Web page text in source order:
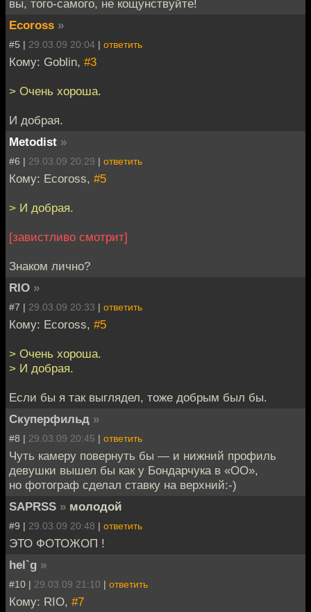
вы, того-самого, не кощунствуйте!
Ecoross »
#5 | 29.03.09 20:04 | ответить
Кому: Goblin, #3
> Очень хороша.
И добрая.
Metodist »
#6 | 29.03.09 20:29 | ответить
Кому: Ecoross, #5
> И добрая.
[завистливо смотрит]
Знаком лично?
RIO »
#7 | 29.03.09 20:33 | ответить
Кому: Ecoross, #5
> Очень хороша.
> И добрая.
Если бы я так выглядел, тоже добрым был бы.
Скуперфильд »
#8 | 29.03.09 20:45 | ответить
Чуть камеру повернуть бы — и нижний профиль
девушки вышел бы как у Бондарчука в «ОО»,
но фотограф сделал ставку на верхний:-)
SAPRSS » молодой
#9 | 29.03.09 20:48 | ответить
ЭТО ФОТОЖОП !
hel`g »
#10 | 29.03.09 21:10 | ответить
Кому: RIO, #7